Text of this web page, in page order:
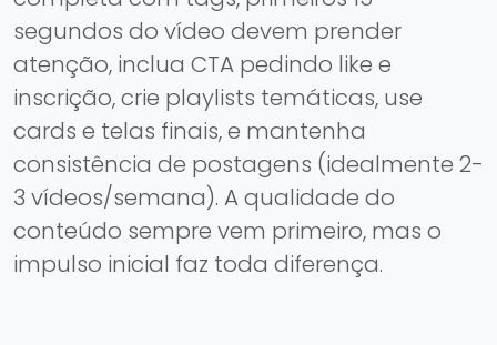
segundos do vídeo devem prender
atenção, inclua CTA pedindo like e
inscrição, crie playlists temáticas, use
cards e telas finais, e mantenha
consistência de postagens (idealmente 2-
3 vídeos/semana). A qualidade do
conteúdo sempre vem primeiro, mas o
impulso inicial faz toda diferença.